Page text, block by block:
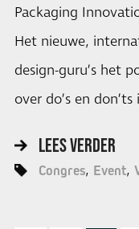
Packaging
Het nieuwe,
design-guru’s het
over do’s en
LEES VERDER
Congres Event